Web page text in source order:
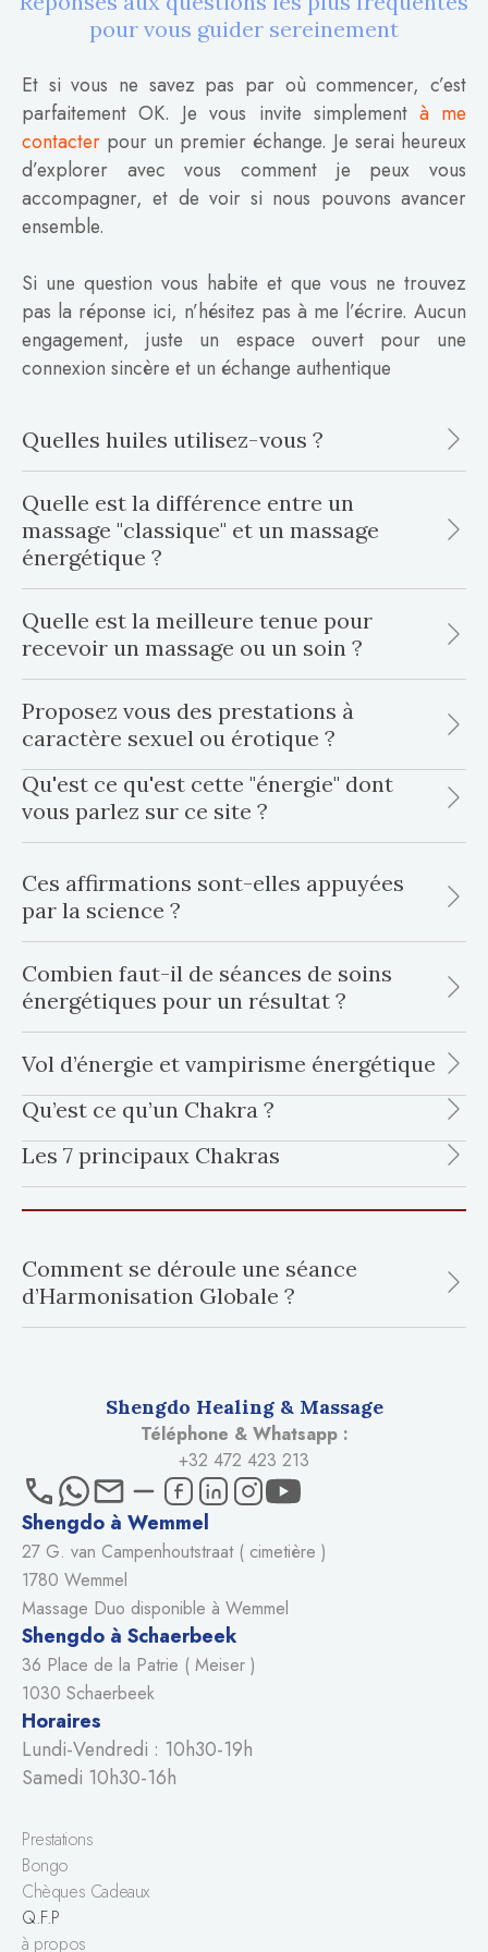
pour vous guider sereinement
Et si vous ne savez pas par où commencer, c’est
parfaitement OK. Je vous invite simplement à me
contacter pour un premier échange. Je serai heureux
d’explorer avec vous comment je peux vous
accompagner, et de voir si nous pouvons avancer
ensemble.
Si une question vous habite et que vous ne trouvez
pas la réponse ici, n’hésitez pas à me l’écrire. Aucun
engagement, juste un espace ouvert pour une
connexion sincère et un échange authentique
Quelles huiles utilisez-vous ?
Quelle est la différence entre un
massage "classique" et un massage
énergétique ?
Quelle est la meilleure tenue pour
recevoir un massage ou un soin ?
Proposez vous des prestations à
caractère sexuel ou érotique ?
Qu'est ce qu'est cette "énergie" dont
vous parlez sur ce site ?
Ces affirmations sont-elles appuyées
par la science ?
Combien faut-il de séances de soins
énergétiques pour un résultat ?
Vol d’énergie et vampirisme énergétique
Qu’est ce qu’un Chakra ?
Les 7 principaux Chakras
Comment se déroule une séance
d’Harmonisation Globale ?
Shengdo Healing & Massage
Téléphone & Whatsapp :
+32 472 423 213
Shengdo à Wemmel
27 G. van Campenhoutstraat ( cimetière )
1780 Wemmel
Massage Duo disponible à Wemmel
Shengdo à Schaerbeek
36 Place de la Patrie ( Meiser )
1030 Schaerbeek
Horaires
Lundi-Vendredi : 10h30-19h
Samedi 10h30-16h
Prestations
Bongo
Chèques Cadeaux
Q.F.P
à propos